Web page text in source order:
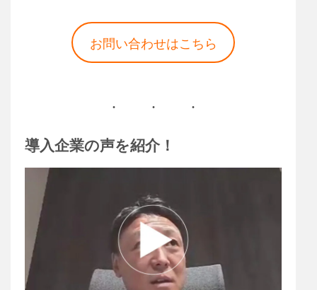
お問い合わせはこちら
導入企業の声を紹介！